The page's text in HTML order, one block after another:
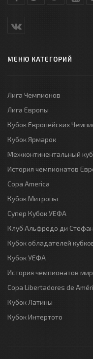
МЕНЮ КАТЕГОРИЙ
Лига Чемпионов
Лига Европы
Кубок Европейских
Кубок Ярмарок
Межконтинентальный
История чемпионатов
Copa America
Кубок Митропы
Супер Кубок УЕФА
Клуб Альфредо ди
Кубок обладателей
Кубок УЕФА
История чемпионатов
Copa Libertadores de
Кубок Латины
Кубок Интертото